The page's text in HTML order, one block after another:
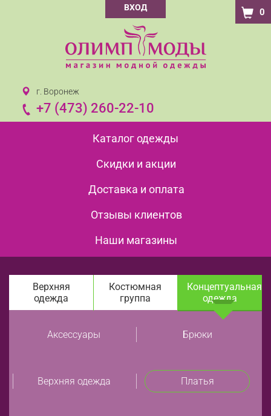
ВХОД 0
г. Воронеж
+7 (473) 260-22-10
Каталог одежды
Скидки и акции
Доставка и оплата
Отзывы клиентов
Наши магазины
Верхняя
одежда
Костюмная
группа
Концептуальная
одежда
Аксессуары Брюки
Верхняя одежда Платья